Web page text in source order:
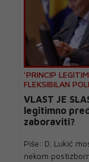
'PRINCIP
FLEKSIBILAN
VLAST JE
legitimno
zaboraviti?
Piše: D. Lukić
nekom